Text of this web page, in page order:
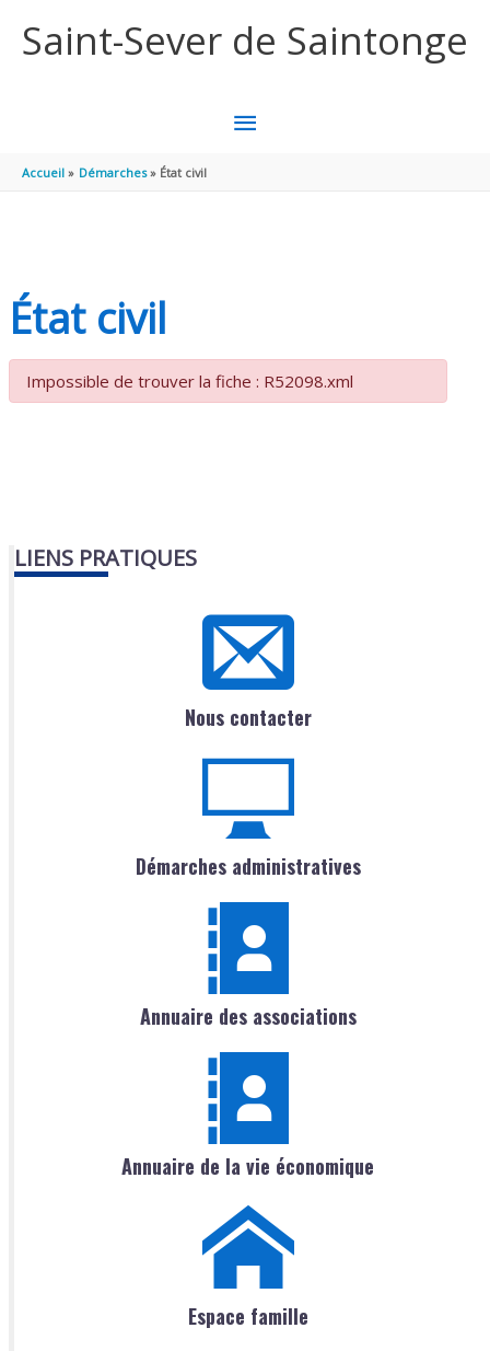
Saint-Sever de Saintonge
MENU
Accueil Démarches État civil
État civil
Impossible de trouver la fiche : R52098.xml
LIENS PRATIQUES
Nous contacter
Démarches administratives
Annuaire des associations
Annuaire de la vie économique
Espace famille